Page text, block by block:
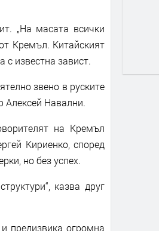
„На масата всички
Кремъл. Китайският
с известна завист.
звено в руските
Алексей Навални.
на Кремъл
Кириенко, според
но без успех.
казва друг
предизвика огромна